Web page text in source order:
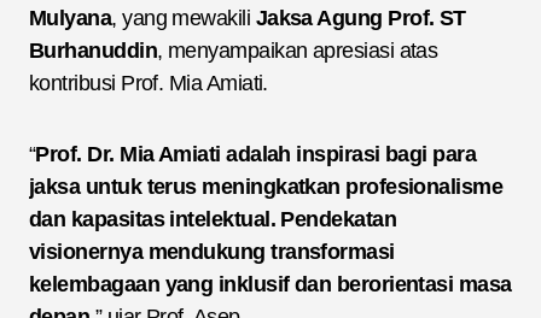
Mulyana, yang mewakili Jaksa Agung Prof. ST
Burhanuddin, menyampaikan apresiasi atas
kontribusi Prof. Mia Amiati.
“Prof. Dr. Mia Amiati adalah inspirasi bagi para
jaksa untuk terus meningkatkan profesionalisme
dan kapasitas intelektual. Pendekatan
visionernya mendukung transformasi
kelembagaan yang inklusif dan berorientasi masa